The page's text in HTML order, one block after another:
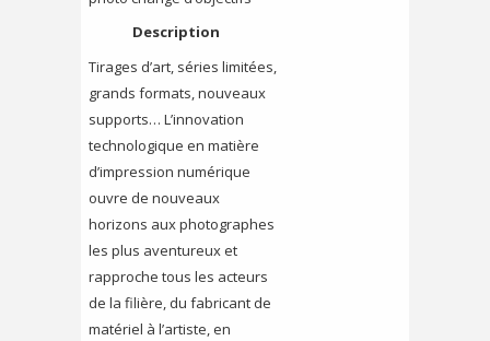
Description
Tirages d’art, séries limitées,
grands formats, nouveaux
supports… L’innovation
technologique en matière
d’impression numérique
ouvre de nouveaux
horizons aux photographes
les plus aventureux et
rapproche tous les acteurs
de la filière, du fabricant de
matériel à l’artiste, en